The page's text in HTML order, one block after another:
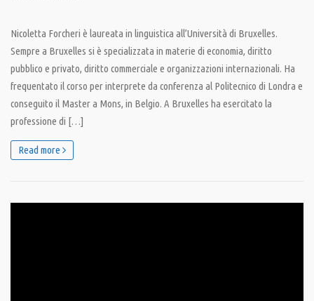
Nicoletta Forcheri è laureata in linguistica all’Università di Bruxelles.
Sempre a Bruxelles si è specializzata in materie di economia, diritto
pubblico e privato, diritto commerciale e organizzazioni internazionali. Ha
frequentato il corso per interprete da conferenza al Politecnico di Londra e
conseguito il Master a Mons, in Belgio. A Bruxelles ha esercitato la
professione di […]
Read more